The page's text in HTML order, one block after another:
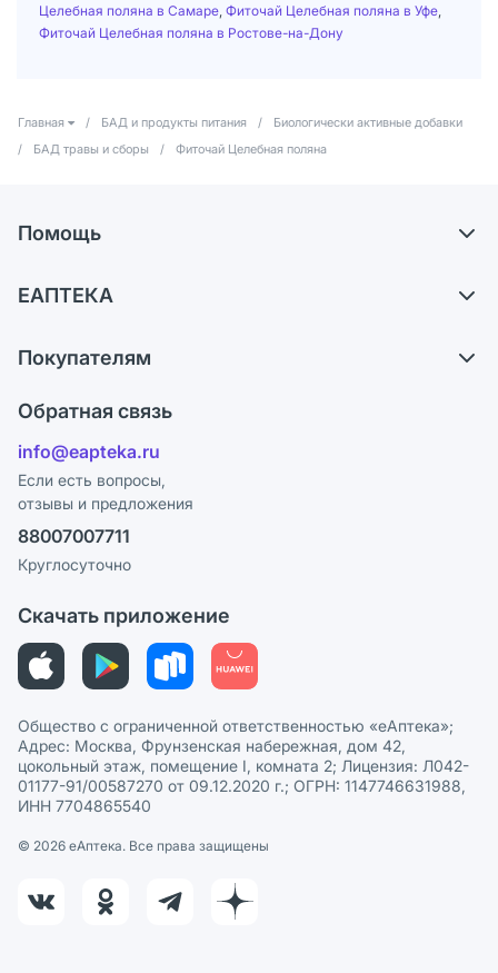
Целебная поляна в Самаре Фиточай Целебная поляна в Уфе
Фиточай Целебная поляна в Ростове-на-Дону
Главная / БАД и продукты питания /
Биологически активные добавки
/
БАД травы и сборы / Фиточай Целебная поляна
Помощь
Самовывоз из аптек
Ответы на вопросы
Блог
ЕАПТЕКА
Карьера
Поставщики
Лицензия
Реклама на сайте
Ваши товары на ЕАПТЕКЕ
Покупателям
Программа СберСпасибо
Политика конфиденциальности
Пользовательское соглашение
Политика рекомендаций
Этика и соответствие
Политика в отношении обработки персональных данных
Обратная связь
info@eapteka.ru
Если есть вопросы,
отзывы и предложения
88007007711
Круглосуточно
Скачать приложение
Общество с ограниченной ответственностью «еАптека»;
Адрес: Москва, Фрунзенская набережная, дом 42,
цокольный этаж, помещение I, комната 2; Лицензия: Л042-
01177-91/00587270 от 09.12.2020 г.; ОГРН: 1147746631988,
ИНН 7704865540
© 2026 eАптека. Все права защищены